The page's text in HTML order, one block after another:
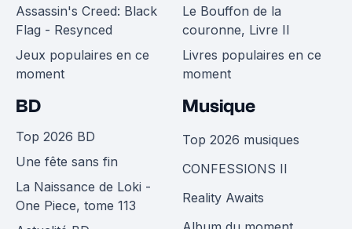
Assassin's Creed: Black
Flag - Resynced
Jeux populaires en ce
moment
Le Bouffon de la
couronne, Livre II
Livres populaires en ce
moment
BD
Top 2026 BD
Une fête sans fin
La Naissance de Loki -
One Piece, tome 113
Musique
Top 2026 musiques
CONFESSIONS II
Reality Awaits